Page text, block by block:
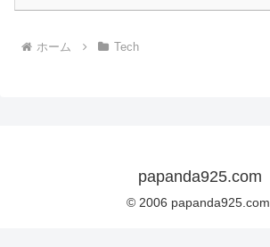
ホーム Tech
papanda925.com
© 2006 papanda925.com.